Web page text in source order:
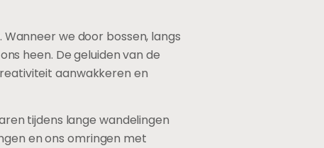
we door bossen, langs
heen. De geluiden van de
aanwakkeren en
tijdens lange wandelingen
en ons omringen met